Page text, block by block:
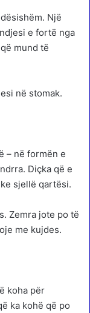
Një
e fortë nga
mund të
në stomak.
– në formën e
Diçka që e
sjellë qartësi.
Zemra jote po të
me kujdes.
koha për
ka kohë që po